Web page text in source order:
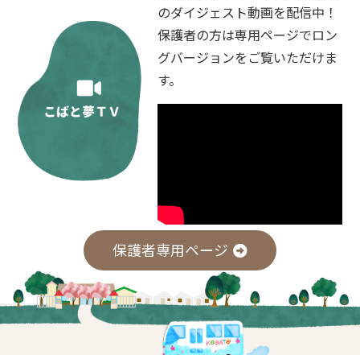
のダイジェスト動画を配信中！
保護者の方は専用ページでロン
グバージョンをご覧いただけま
す。
保護者専用ページ